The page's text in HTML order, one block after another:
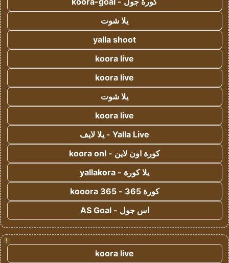
يلا شوت
yalla shoot
koora live
koora live
يلا شوت
koora live
Yalla Live - يلا لايف
كورة اون لاين - koora onl
يلا كورة - yallakora
كورة 365 - kooora 365
اس جول - AS Goal
!
koora live